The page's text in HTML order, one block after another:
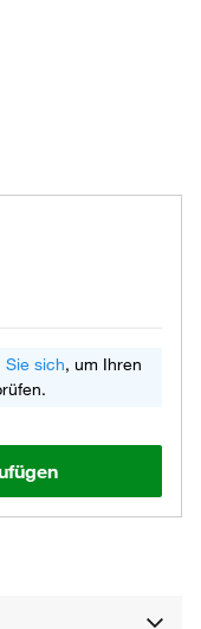
Sie sich, um Ihren